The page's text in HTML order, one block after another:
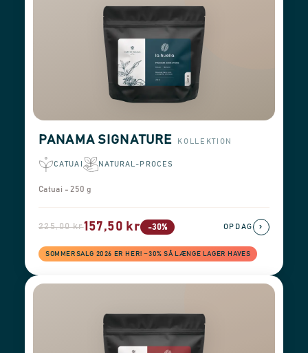
PANAMA SIGNATURE KOLLEKTION
CATUAI NATURAL-PROCES
Catuai - 250 g
225,00 kr157,50 kr -30%
SOMMERSALG 2026 ER HER! −30% SÅ LÆNGE LAGER HAVES
OPDAG ›